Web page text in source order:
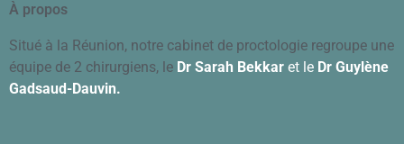
À propos
Situé à la Réunion, notre cabinet de proctologie regroupe une
équipe de 2 chirurgiens, le Dr Sarah Bekkar et le Dr Guylène
Gadsaud-Dauvin.